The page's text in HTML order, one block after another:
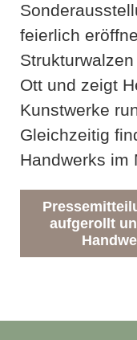
feierlich
Ott und zeigt
Kunstwerke
Gleichzeitig
Handwerks im
aufgerollt